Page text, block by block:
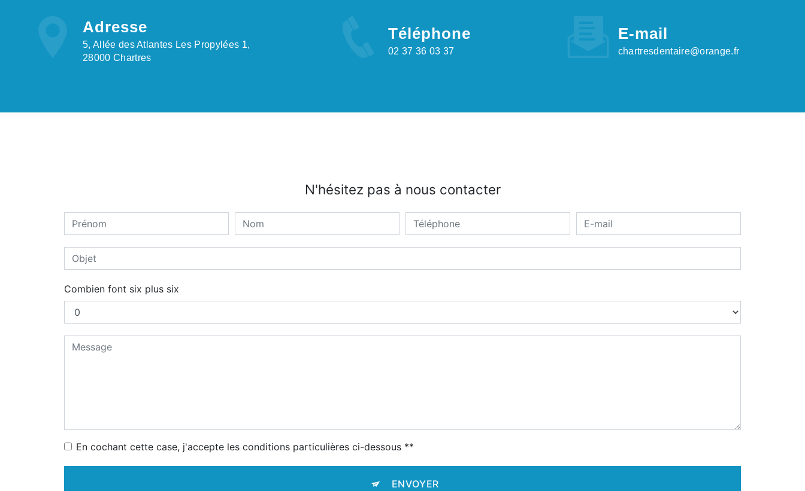
Adresse
5, Allée des Atlantes Les Propylées 1,
28000 Chartres
Téléphone
02 37 36 03 37
E-mail
chartresdentaire@orange.fr
N'hésitez pas à nous contacter
Combien font six plus six
En cochant cette case, j'accepte les conditions particulières ci-dessous **
ENVOYER